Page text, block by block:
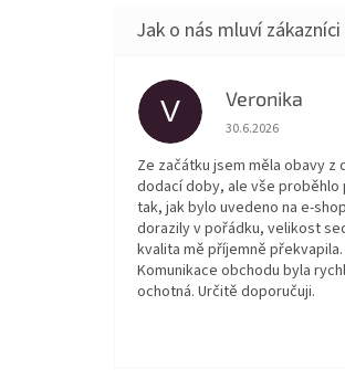
V Veronika
Hodnocení
30.6.2026
Ze začátku jsem měla obavy z
dodací doby, ale vše proběhlo
tak, jak bylo uvedeno na e-
dorazily v pořádku, velikost
kvalita mě příjemně překvapila.
Komunikace obchodu byla
ochotná. Určitě doporučuji.